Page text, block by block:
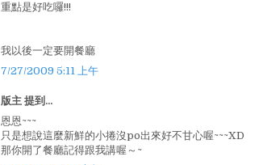
重點是好吃囉!!!
我以後一定要開餐廳
7/27/2009 5:11 上午
版主 提到...
恩恩~~~
只是想說這麼新鮮的小捲沒po出來好不甘心喔~~~XD
那你開了餐廳記得跟我講喔～~